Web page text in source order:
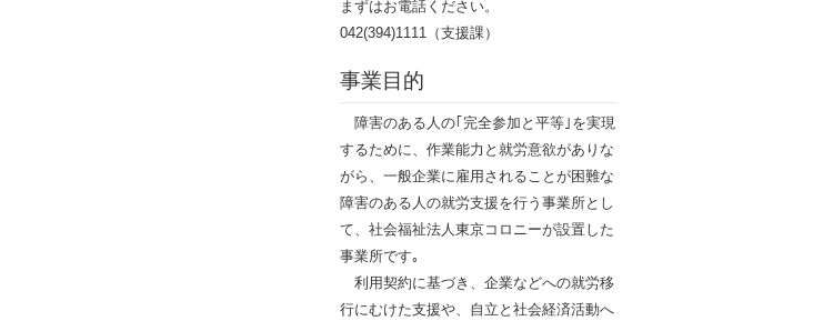
まずはお電話ください。
042(394)1111（支援課）
事業目的
障害のある人の｢完全参加と平等｣を実現
するために、作業能力と就労意欲がありな
がら、一般企業に雇用されることが困難な
障害のある人の就労支援を行う事業所とし
て、社会福祉法人東京コロニーが設置した
事業所です｡
利用契約に基づき、企業などへの就労移
行にむけた支援や、自立と社会経済活動へ